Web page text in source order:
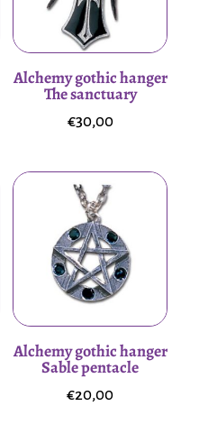
Alchemy gothic hanger
The sanctuary
€30,00
Alchemy gothic hanger
Sable pentacle
€20,00